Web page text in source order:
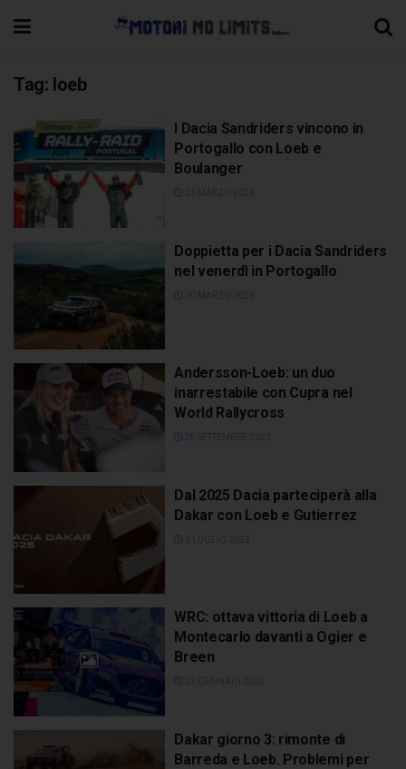
Tag: loeb
I Dacia Sandriders vincono in
Portogallo con Loeb e
Boulanger
Doppietta per i Dacia Sandriders
nel venerdì in Portogallo
Andersson-Loeb: un duo
inarrestabile con Cupra nel
World Rallycross
Dal 2025 Dacia parteciperà alla
Dakar con Loeb e Gutierrez
WRC: ottava vittoria di Loeb a
Montecarlo davanti a Ogier e
Breen
Dakar giorno 3: rimonte di
Barreda e Loeb. Problemi per